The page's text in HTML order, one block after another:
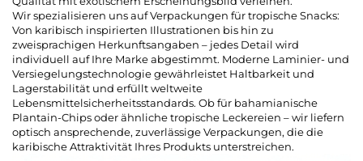
Wir spezialisieren uns auf Verpackungen für tropische Snacks:
Von karibisch inspirierten Illustrationen bis hin zu
zweisprachigen Herkunftsangaben – jedes Detail wird
individuell auf Ihre Marke abgestimmt. Moderne Laminier- und
Versiegelungstechnologie gewährleistet Haltbarkeit und
Lagerstabilität und erfüllt weltweite
Lebensmittelsicherheitsstandards. Ob für bahamianische
Plantain-Chips oder ähnliche tropische Leckereien – wir liefern
optisch ansprechende, zuverlässige Verpackungen, die die
karibische Attraktivität Ihres Produkts unterstreichen.